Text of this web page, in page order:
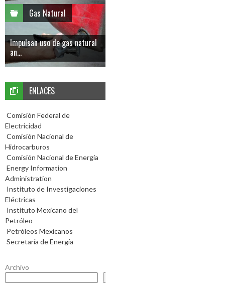
Gas Natural
Impulsan uso de gas natural
an...
ENLACES
Comisión Federal de
Electricidad
Comisión Nacional de
Hidrocarburos
Comisión Nacional de Energía
Energy Information
Administration
Instituto de Investigaciones
Eléctricas
Instituto Mexicano del
Petróleo
Petróleos Mexicanos
Secretaría de Energía
Archivo